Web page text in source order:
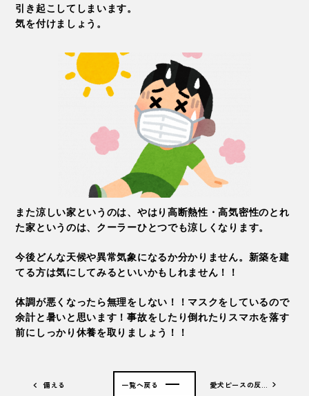
引き起こしてしまいます。
気を付けましょう。
また涼しい家というのは、やはり高断熱性・高気密性のとれ
た家というのは、クーラーひとつでも涼しくなります。
今後どんな天候や異常気象になるか分かりません。新築を建
てる方は気にしてみるといいかもしれません！！
体調が悪くなったら無理をしない！！マスクをしているので
余計と暑いと思います！事故をしたり倒れたりスマホを落す
前にしっかり休養を取りましょう！！
備える 愛犬ピースの反…
一覧へ戻る